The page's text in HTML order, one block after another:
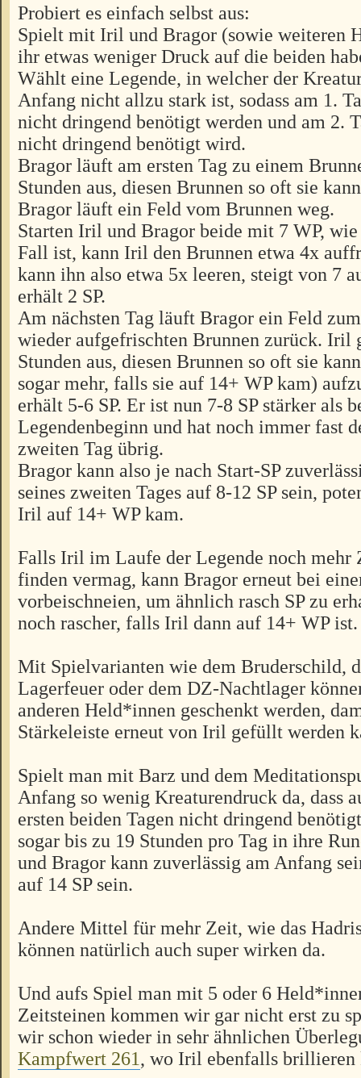
Probiert es einfach selbst aus:
Spielt mit Iril und Bragor (sowie weiteren
ihr etwas weniger Druck auf die beiden
Wählt eine Legende, in welcher der
Anfang nicht allzu stark ist, sodass am 1.
nicht dringend benötigt werden und am 2.
nicht dringend benötigt wird.
Bragor läuft am ersten Tag zu einem
Stunden aus, diesen Brunnen so oft sie
Bragor läuft ein Feld vom Brunnen weg.
Starten Iril und Bragor beide mit 7 WP, wie
Fall ist, kann Iril den Brunnen etwa 4x
kann ihn also etwa 5x leeren, steigt von 7
erhält 2 SP.
Am nächsten Tag läuft Bragor ein Feld
wieder aufgefrischten Brunnen zurück. Iril
Stunden aus, diesen Brunnen so oft sie
sogar mehr, falls sie auf 14+ WP kam)
erhält 5-6 SP. Er ist nun 7-8 SP stärker als
Legendenbeginn und hat noch immer fast
zweiten Tag übrig.
Bragor kann also je nach Start-SP
seines zweiten Tages auf 8-12 SP sein,
Iril auf 14+ WP kam.
Falls Iril im Laufe der Legende noch mehr
finden vermag, kann Bragor erneut bei
vorbeischneien, um ähnlich rasch SP zu
noch rascher, falls Iril dann auf 14+ WP ist.
Mit Spielvarianten wie dem Bruderschild,
Lagerfeuer oder dem DZ-Nachtlager
anderen Held*innen geschenkt werden,
Stärkeleiste erneut von Iril gefüllt werden
Spielt man mit Barz und dem
Anfang so wenig Kreaturendruck da, dass
ersten beiden Tagen nicht dringend
sogar bis zu 19 Stunden pro Tag in ihre
und Bragor kann zuverlässig am Anfang
auf 14 SP sein.
Andere Mittel für mehr Zeit, wie das
können natürlich auch super wirken da.
Und aufs Spiel man mit 5 oder 6
Zeitsteinen kommen wir gar nicht erst zu
wir schon wieder in sehr ähnlichen
Kampfwert 261, wo Iril ebenfalls